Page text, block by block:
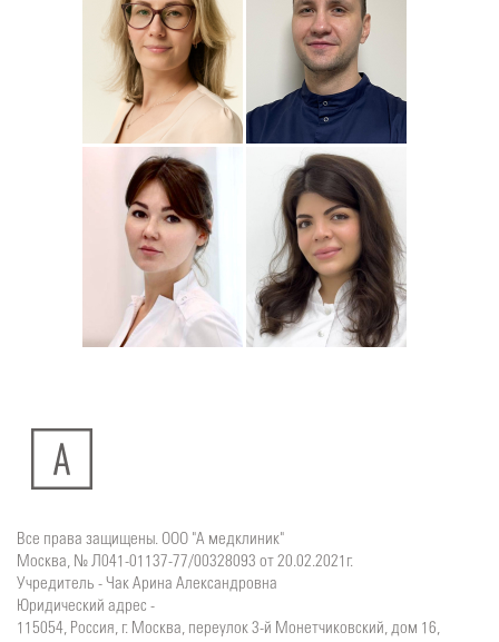
Подробнеео
Сейфетдинова
Юлия
Стоматолог-ортодонт
Подробнеео
Симонов
Стоматолог детский
Подробнее о
Ситдикова
Стоматолог-хирург
Подробнеео
Тумасян
Стоматолог-терапевт
Все права защищены. ООО "А медклиник"
Москва, № Л041-01137-77/00328093 от 20.02.2021г.
Учредитель - Чак Арина Александровна
Юридический адрес -
115054, Россия, г. Москва, переулок 3-й Монетчиковский, дом 16,